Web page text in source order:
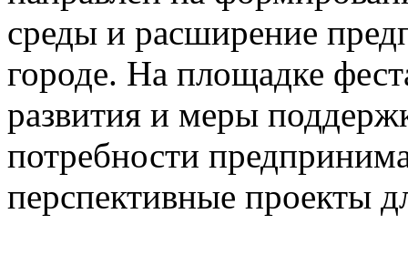
среды и расширение
городе. На площадке
развития и меры
потребности
перспективные проекты